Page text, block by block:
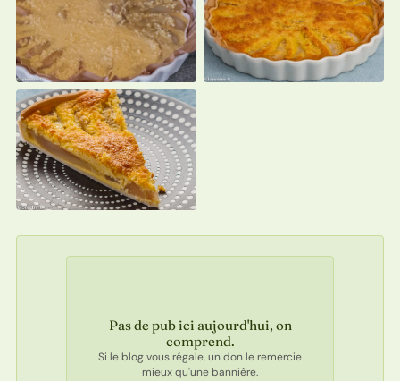
Pas de pub ici aujourd'hui, on
comprend.
Si le blog vous régale, un don le remercie
mieux qu'une bannière.